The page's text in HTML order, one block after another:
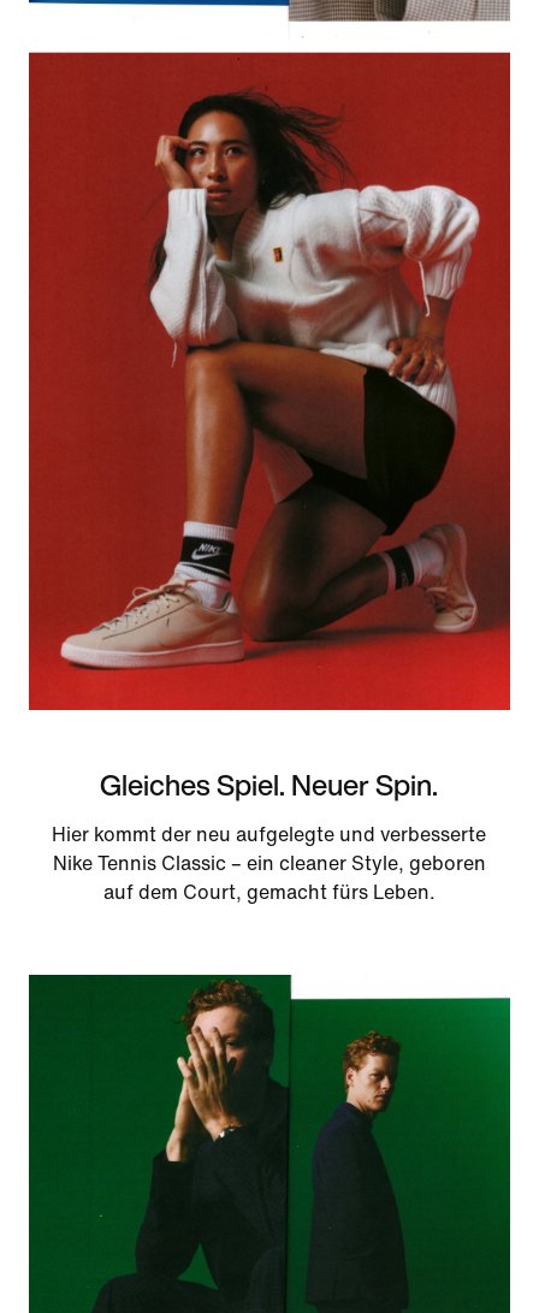
Gleiches Spiel. Neuer Spin.
Hier kommt der neu aufgelegte und verbesserte
Nike Tennis Classic – ein cleaner Style, geboren
auf dem Court, gemacht fürs Leben.